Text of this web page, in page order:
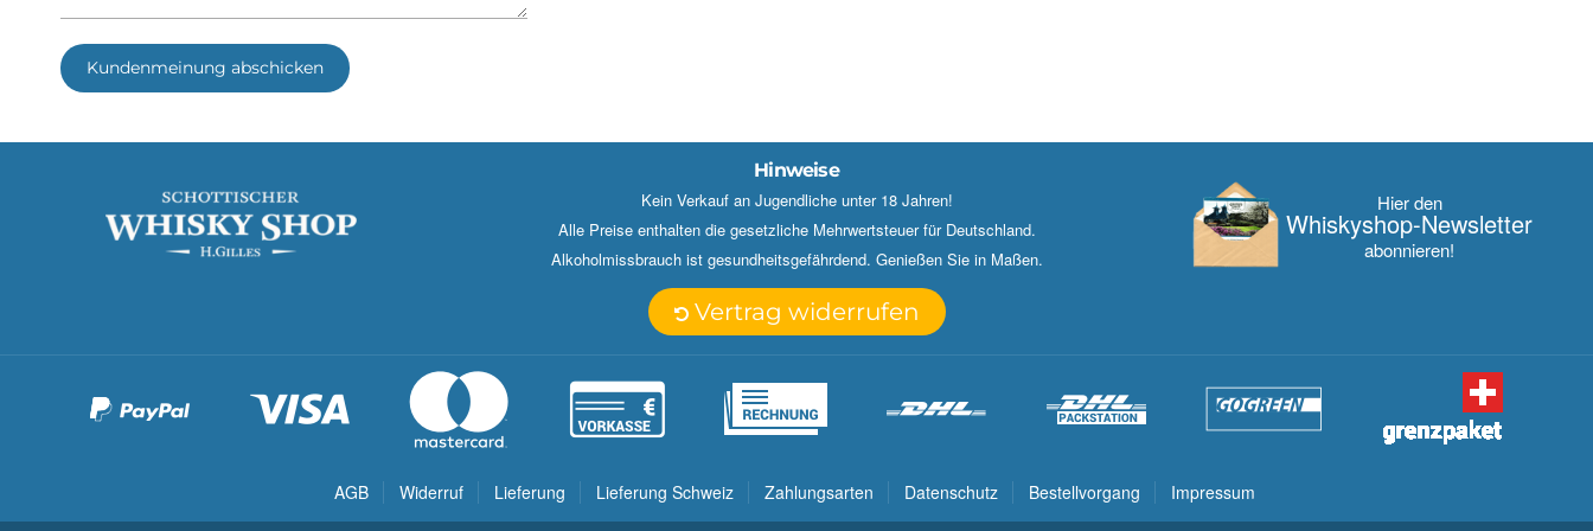
Kundenmeinung abschicken
Hinweise
Kein Verkauf an Jugendliche unter 18 Jahren!
Alle Preise enthalten die gesetzliche Mehrwertsteuer für Deutschland.
Alkoholmissbrauch ist gesundheitsgefährdend. Genießen Sie in Maßen.
Hier den
Whisky­shop-Newsletter
abonnieren!
Vertrag widerrufen
AGB Widerruf Lieferung Lieferung Schweiz Zahlungsarten Datenschutz Bestellvorgang Impressum